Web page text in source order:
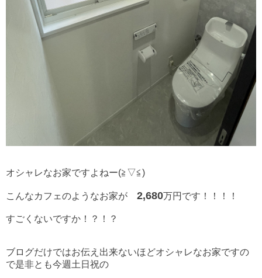
オシャレなお家ですよねー(≧▽≦)
こんなカフェのようなお家が 2,680万円です！！！！
すごくないですか！？！？
ブログだけではお伝え出来ないほどオシャレなお家ですの
で是非とも今週土日祝の